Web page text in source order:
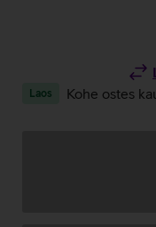
Laos Kohe ostes